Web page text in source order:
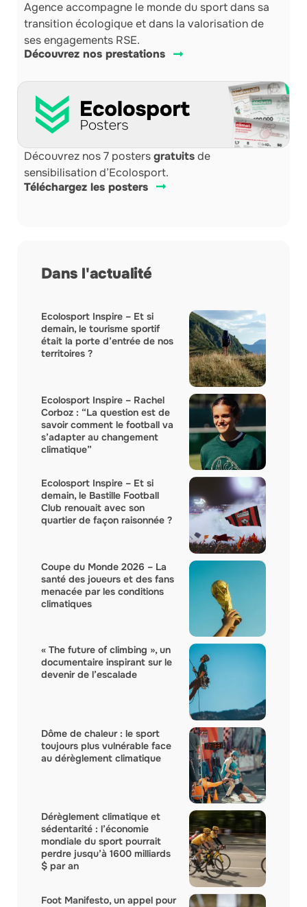
Agence accompagne le monde du sport dans sa
transition écologique et dans la valorisation de
ses engagements RSE.
Découvrez nos prestations
Découvrez nos 7 postersgratuitsde
sensibilisation d’Ecolosport.
Téléchargez les posters
Dans l'actualité
Ecolosport Inspire – Et si
demain, le tourisme sportif
était la porte d’entrée de nos
territoires ?
Ecolosport Inspire – Rachel
Corboz : “La question est de
savoir comment le football va
s’adapter au changement
climatique”
Ecolosport Inspire – Et si
demain, le Bastille Football
Club renouait avec son
quartier de façon raisonnée ?
Coupe du Monde 2026 – La
santé des joueurs et des fans
menacée par les conditions
climatiques
« The future of climbing », un
documentaire inspirant sur le
devenir de l’escalade
Dôme de chaleur : le sport
toujours plus vulnérable face
au dérèglement climatique
Dérèglement climatique et
sédentarité : l’économie
mondiale du sport pourrait
perdre jusqu’à 1600 milliards
$ par an
Foot Manifesto, un appel pour